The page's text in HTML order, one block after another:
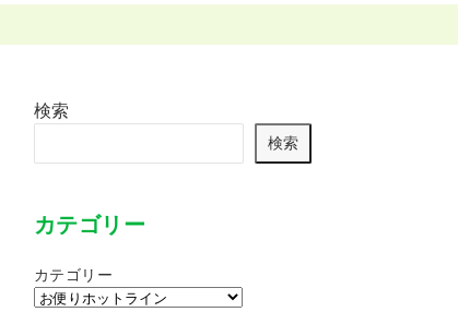
検索
検索
カテゴリー
カテゴリー